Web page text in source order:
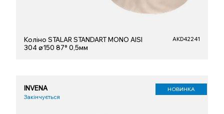
Коліно STALAR STANDART MONO AISI
304 ø150 87° 0,5мм
AKD42241
INVENA
Закінчується
НОВИНКА